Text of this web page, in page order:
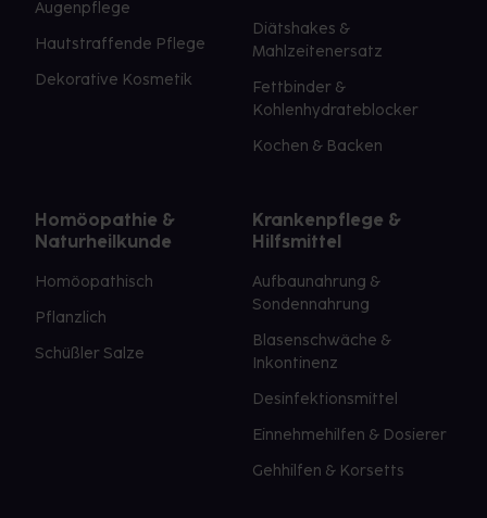
Augenpflege
Hautstraffende Pflege
Dekorative Kosmetik
Diätshakes &
Mahlzeitenersatz
Fettbinder &
Kohlenhydrateblocker
Kochen & Backen
Homöopathie &
Naturheilkunde
Homöopathisch
Pflanzlich
Schüßler Salze
Krankenpflege &
Hilfsmittel
Aufbaunahrung &
Sondennahrung
Blasenschwäche &
Inkontinenz
Desinfektionsmittel
Einnehmehilfen & Dosierer
Gehhilfen & Korsetts